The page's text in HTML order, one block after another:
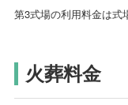
第3式場の利用料金は式
火葬料金